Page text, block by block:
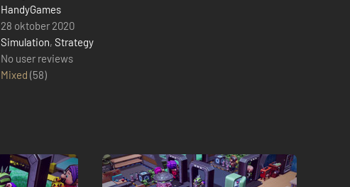
HandyGames
28 oktober 2020
Simulation, Strategy
No user reviews
Mixed (58)